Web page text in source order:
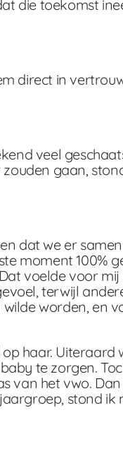
die toekomst
direct in
veel
gaan,
dat we er
moment 100%
voelde voor
terwijl
worden, en
haar.
te zorgen.
van het vwo.
stond